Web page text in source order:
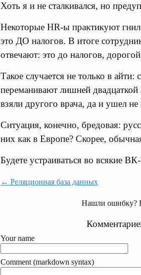
Хоть я и не сталкивался, но
Некоторые HR-ы практикуют
это ДО налогов. В итоге
отвечают: это до налогов,
Такое случается не только в
переманивают лишней
взяли другого врача, да и ушел
Ситуация, конечно, бредовая:
них как в Европе? Скорее,
Будете устраиваться во всякие
← Реляционная база данных
Нашли ошибку?
Your name
Comment (markdown syntax)